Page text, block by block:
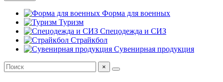
Форма для военных
Туризм
Спецодежда и СИЗ
Страйкбол
Сувенирная продукция
×